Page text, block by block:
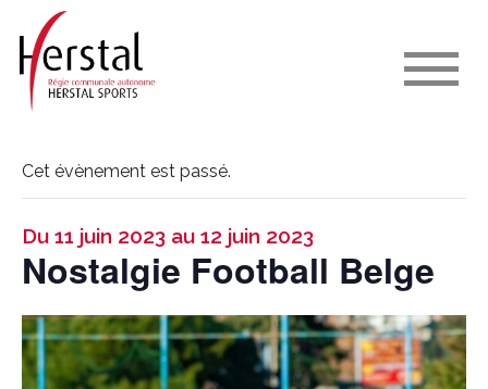
Cet évènement est passé.
Du 11 juin 2023 au 12 juin 2023
Nostalgie Football Belge